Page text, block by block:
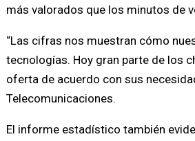
más valorados que los minutos de
“Las cifras nos muestran cómo
tecnologías. Hoy gran parte de los
oferta de acuerdo con sus
Telecomunicaciones.
El informe estadístico también